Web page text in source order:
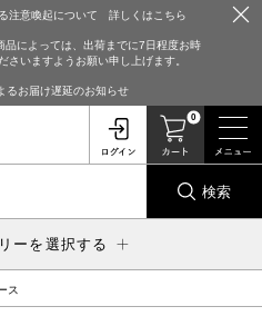
注意喚起について 詳しくはこちら
品によっては、出荷までに7日程度お時
さいますようお願い申し上げます。
るお届け遅延のお知らせ
0
検索
ーを選択する
ス